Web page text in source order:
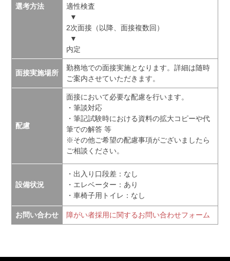
選考方法
適性検査
▼
2次面接（以降、面接複数回）
▼
内定
面接実施場所
勤務地での面接実施となります。詳細は随時
ご案内させていただきます。
配慮
面接において必要な配慮を行います。
・筆談対応
・筆記試験時における資料の拡大コピーや代
筆での解答 等
※その他ご希望の配慮事項がございましたら
ご相談ください。
設備状況
・出入り口段差：なし
・エレベーター：あり
・車椅子用トイレ：なし
お問い合わせ 障がい者採用に関するお問い合わせフォーム